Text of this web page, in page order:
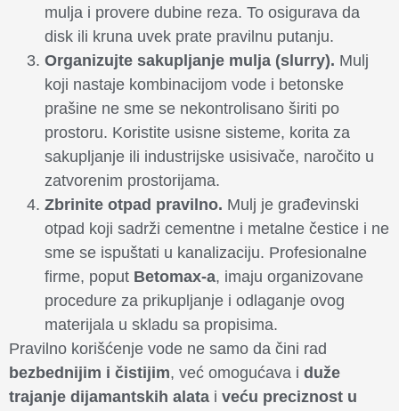
mulja i provere dubine reza. To osigurava da
disk ili kruna uvek prate pravilnu putanju.
Organizujte sakupljanje mulja (slurry). Mulj
koji nastaje kombinacijom vode i betonske
prašine ne sme se nekontrolisano širiti po
prostoru. Koristite usisne sisteme, korita za
sakupljanje ili industrijske usisivače, naročito u
zatvorenim prostorijama.
Zbrinite otpad pravilno. Mulj je građevinski
otpad koji sadrži cementne i metalne čestice i ne
sme se ispuštati u kanalizaciju. Profesionalne
firme, poput Betomax-a, imaju organizovane
procedure za prikupljanje i odlaganje ovog
materijala u skladu sa propisima.
Pravilno korišćenje vode ne samo da čini rad
bezbednijim i čistijim, već omogućava i duže
trajanje dijamantskih alata i veću preciznost u